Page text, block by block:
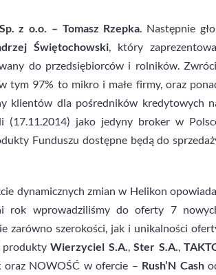
z o.o. – Tomasz Rzepka. Następnie
Świętochowski, który
do przedsiębiorców i rolników.
tym 97% to mikro i małe firmy, oraz
klientów dla pośredników kredytowych
jako jedyny broker w
Funduszu dostępne będą do
dynamicznych zmian w Helikon
rok wprowadziliśmy do oferty 7
zarówno szerokości, jak i unikalności
produktyWierzyciel S.A.,Ster S.A.,
oraz NOWOŚĆ w ofercie – Rush’N Cash